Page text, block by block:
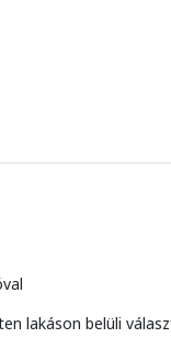
lakáson belüli